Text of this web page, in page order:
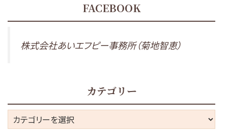
FACEBOOK
株式会社あいエフピー事務所（菊地智恵）
カテゴリー
カ
テ